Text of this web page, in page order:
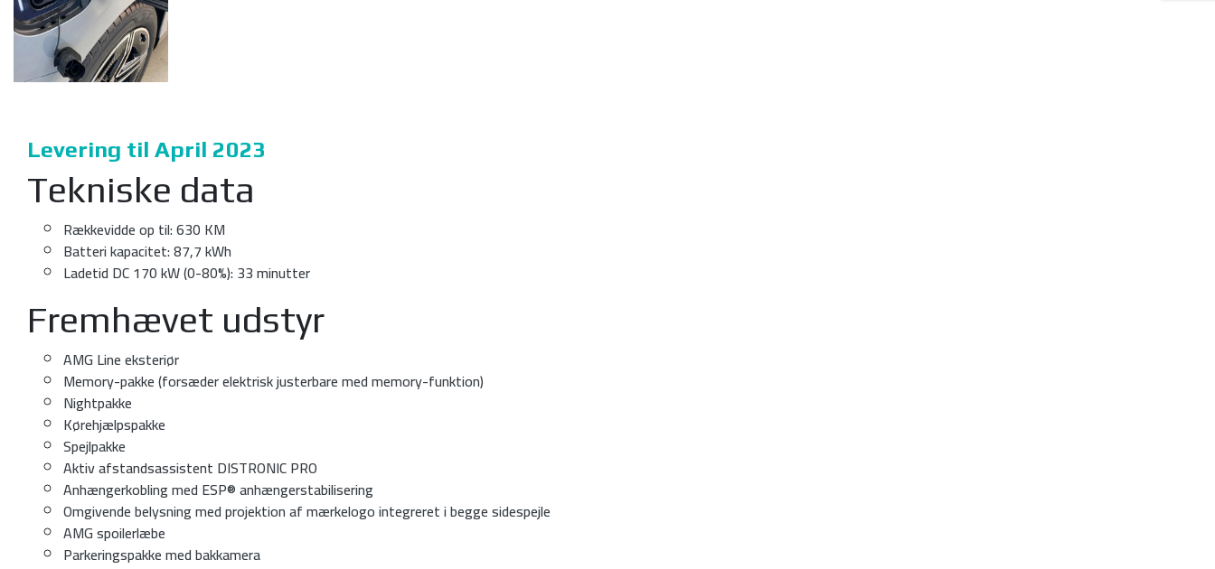
Levering til April 2023
Tekniske data
Rækkevidde op til: 630 KM
Batteri kapacitet: 87,7 kWh
Ladetid DC 170 kW (0-80%): 33 minutter
Fremhævet udstyr
AMG Line eksteriør
Memory-pakke (forsæder elektrisk justerbare med memory-funktion)
Nightpakke
Kørehjælpspakke
Spejlpakke
Aktiv afstandsassistent DISTRONIC PRO
Anhængerkobling med ESP® anhængerstabilisering
Omgivende belysning med projektion af mærkelogo integreret i begge sidespejle
AMG spoilerlæbe
Parkeringspakke med bakkamera